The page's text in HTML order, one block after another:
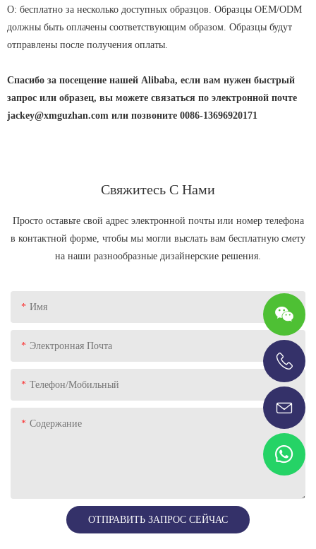
О: бесплатно за несколько доступных образцов. Образцы OEM/ODM
должны быть оплачены соответствующим образом. Образцы будут
отправлены после получения оплаты.
Спасибо за посещение нашей Alibaba, если вам нужен быстрый
запрос или образец, вы можете связаться по электронной почте
jackey@xmguzhan.com или позвоните 0086-13696920171
Свяжитесь С Нами
Просто оставьте свой адрес электронной почты или номер телефона
в контактной форме, чтобы мы могли выслать вам бесплатную смету
на наши разнообразные дизайнерские решения.
Имя
Электронная Почта
Телефон/Мобильный
Содержание
ОТПРАВИТЬ ЗАПРОС СЕЙЧАС